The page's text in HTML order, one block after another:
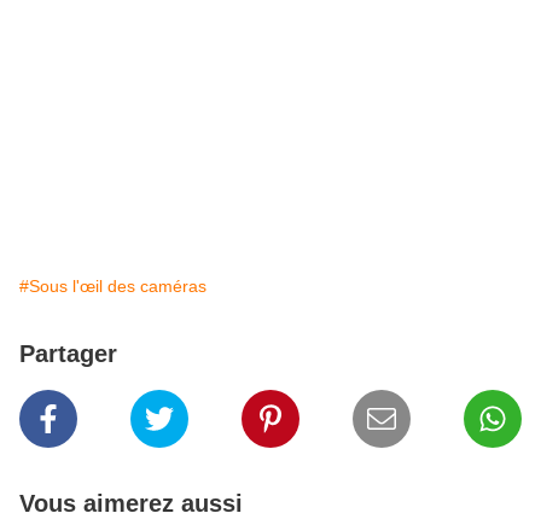
#Sous l'œil des caméras
Partager
Vous aimerez aussi